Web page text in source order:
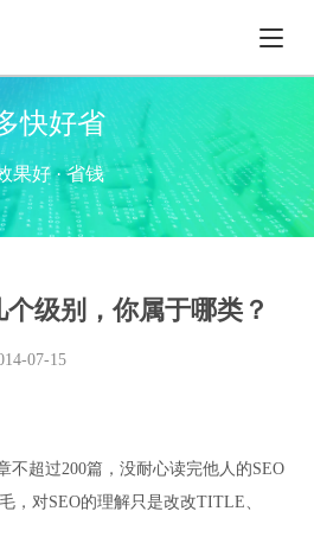
快好省
果好 · 省钱
级别，你属于哪类？
07-15
不超过200篇，没耐心读完他人的SEO
，对SEO的理解只是改改TITLE、